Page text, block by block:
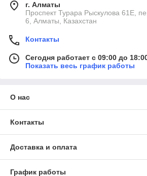
г. Алматы
Проспект Турара Рыскулова 61Е,
6, Алматы, Казахстан
Контакты
Сегодня работает с 09:00 до
Показать весь график работы
О нас
Контакты
Доставка и оплата
График работы